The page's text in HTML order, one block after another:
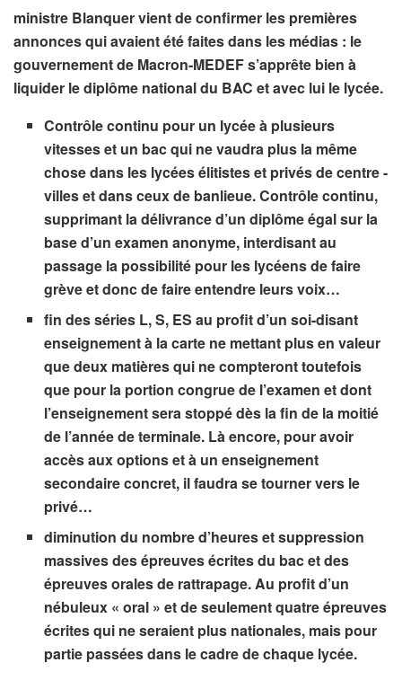
ministre Blanquer vient de confirmer les premières
annonces qui avaient été faites dans les médias : le
gouvernement de Macron-MEDEF s’apprête bien à
liquider le diplôme national du BAC et avec lui le lycée.
Contrôle continu pour un lycée à plusieurs
vitesses et un bac qui ne vaudra plus la même
chose dans les lycées élitistes et privés de centre -
villes et dans ceux de banlieue. Contrôle continu,
supprimant la délivrance d’un diplôme égal sur la
base d’un examen anonyme, interdisant au
passage la possibilité pour les lycéens de faire
grève et donc de faire entendre leurs voix…
fin des séries L, S, ES au profit d’un soi-disant
enseignement à la carte ne mettant plus en valeur
que deux matières qui ne compteront toutefois
que pour la portion congrue de l’examen et dont
l’enseignement sera stoppé dès la fin de la moitié
de l’année de terminale. Là encore, pour avoir
accès aux options et à un enseignement
secondaire concret, il faudra se tourner vers le
privé…
diminution du nombre d’heures et suppression
massives des épreuves écrites du bac et des
épreuves orales de rattrapage. Au profit d’un
nébuleux « oral » et de seulement quatre épreuves
écrites qui ne seraient plus nationales, mais pour
partie passées dans le cadre de chaque lycée.